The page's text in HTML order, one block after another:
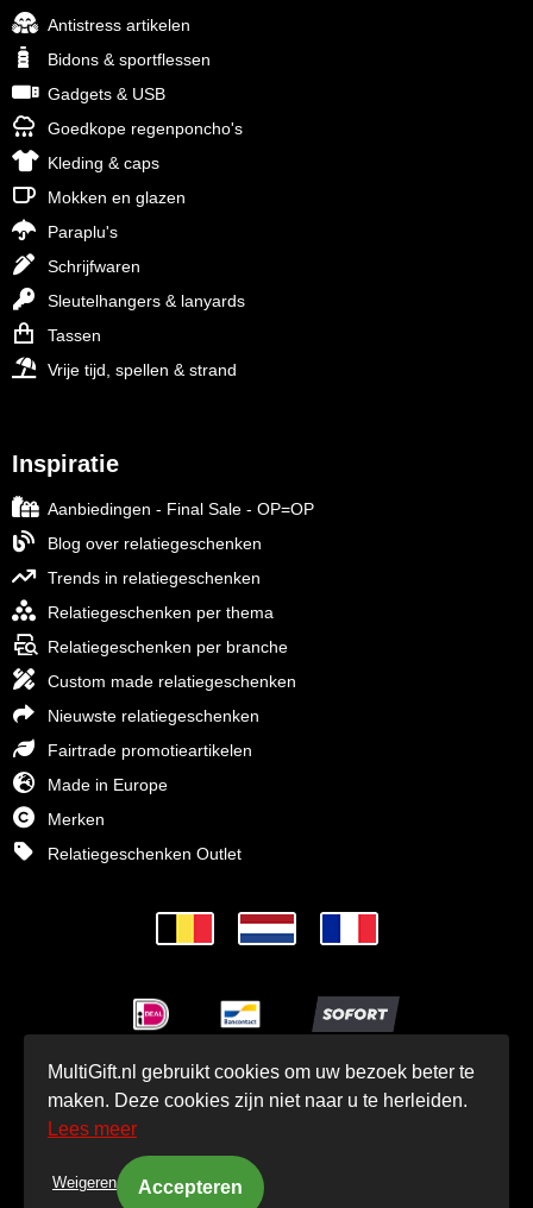
Antistress artikelen
Bidons & sportflessen
Gadgets & USB
Goedkope regenponcho's
Kleding & caps
Mokken en glazen
Paraplu's
Schrijfwaren
Sleutelhangers & lanyards
Tassen
Vrije tijd, spellen & strand
Inspiratie
Aanbiedingen - Final Sale - OP=OP
Blog over relatiegeschenken
Trends in relatiegeschenken
Relatiegeschenken per thema
Relatiegeschenken per branche
Custom made relatiegeschenken
Nieuwste relatiegeschenken
Fairtrade promotieartikelen
Made in Europe
Merken
Relatiegeschenken Outlet
© MultiGift Relatiegeschenken BV 1993 - 2026
MultiGift.nl gebruikt cookies om uw bezoek beter te
maken. Deze cookies zijn niet naar u te herleiden.
Lees meer
Weigeren